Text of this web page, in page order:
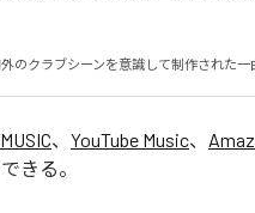
のクラブシーンを意識して制作された一
、 YouTube Music、
きる。